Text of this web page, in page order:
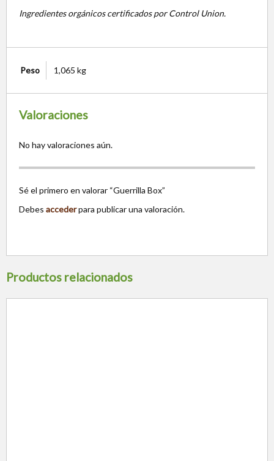
Ingredientes orgánicos certificados por Control Union.
Peso 1,065 kg
Valoraciones
No hay valoraciones aún.
Sé el primero en valorar “Guerrilla Box”
Debes accederpara publicar una valoración.
Productos relacionados